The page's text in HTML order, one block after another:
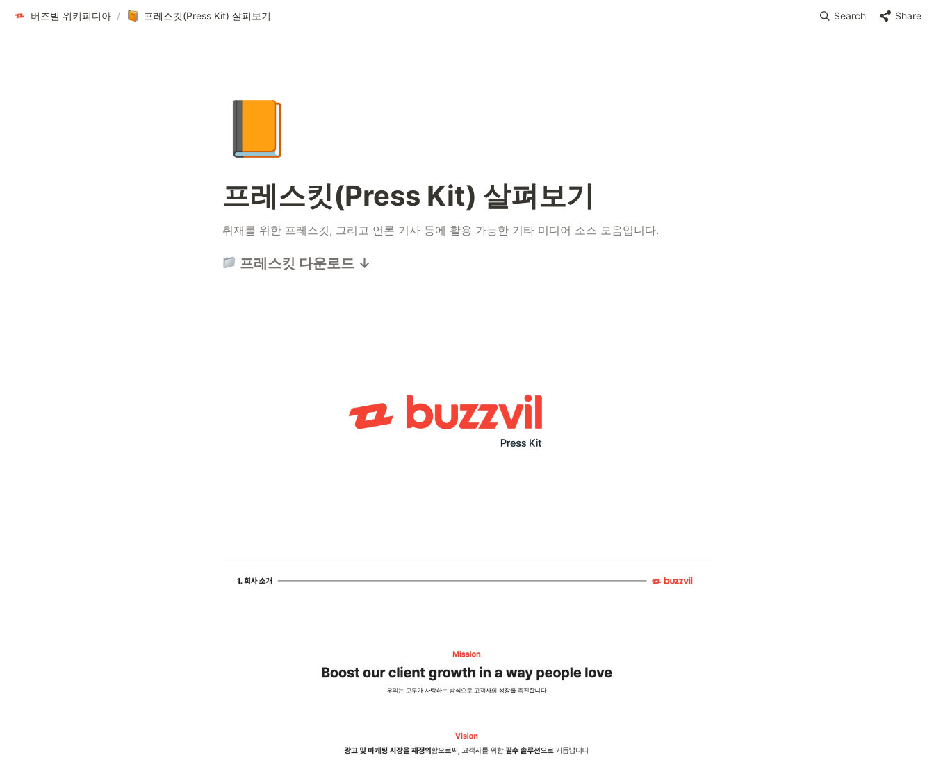
버즈빌 위키피디아 / 프레스킷(Press Kit) 살펴보기 Search Share
프레스킷(Press Kit) 살펴보기
취재를 위한 프레스킷, 그리고 언론 기사 등에 활용 가능한 기타 미디어 소스 모음입니다.
프레스킷 다운로드 ↓